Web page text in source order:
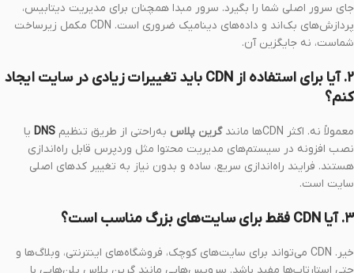
جای سرور اصلی شما را بگیرد. سرور مبدا همچنان برای مدیریت دیتابیس،
پردازش‌های بک‌اند و داده‌های دینامیک ضروری است. CDN مکمل زیرساخت
شماست، نه جایگزین آن.
۲. آیا برای استفاده از CDN باید تغییرات زیادی در سایت ایجاد
کنم؟
معمولاً نه. اکثر CDNها مانند گرین پلاس به‌راحتی از طریق تنظیم DNS یا
نصب افزونه در سیستم‌های مدیریت محتوا مثل وردپرس قابل راه‌اندازی
هستند. فرایند راه‌اندازی سریع، ساده و بدون نیاز به تغییر کدهای اصلی
سایت است.
۳. آیا CDN فقط برای سایت‌های بزرگ مناسب است؟
خیر. CDN می‌تواند برای سایت‌های کوچک، فروشگاه‌های اینترنتی، وبلاگ‌ها و